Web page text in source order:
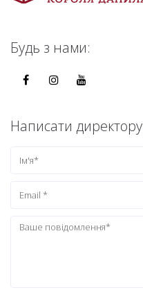
Будь з нами:
Написати директору